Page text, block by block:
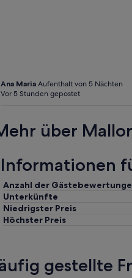
Ana Maria Aufenthalt von 5 Nächten
Vor 5 Stunden gepostet
über
Informationen
Anzahl der
Unterkünfte
Niedrigster Preis
Höchster Preis
gestellte